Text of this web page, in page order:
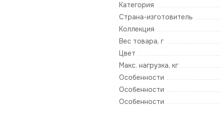
Категория
Страна-изготовитель
Коллекция
Вес товара, г
Цвет
Макс. нагрузка, кг
Особенности
Особенности
Особенности